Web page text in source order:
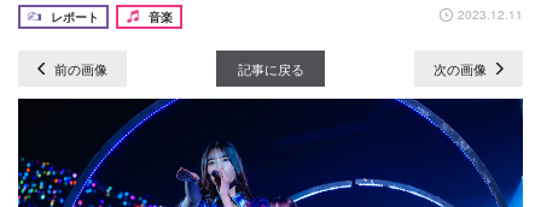
レポート
音楽 2023.12.11
前の画像 記事に戻る 次の画像